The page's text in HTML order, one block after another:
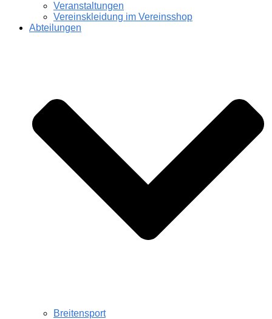
Veranstaltungen
Vereinskleidung im Vereinsshop
Abteilungen
Breitensport